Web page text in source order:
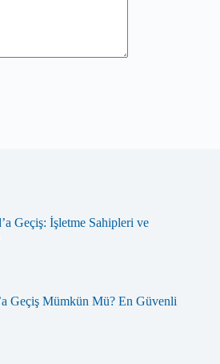
Geçiş: İşletme Sahipleri ve
Geçiş Mümkün Mü? En Güvenli